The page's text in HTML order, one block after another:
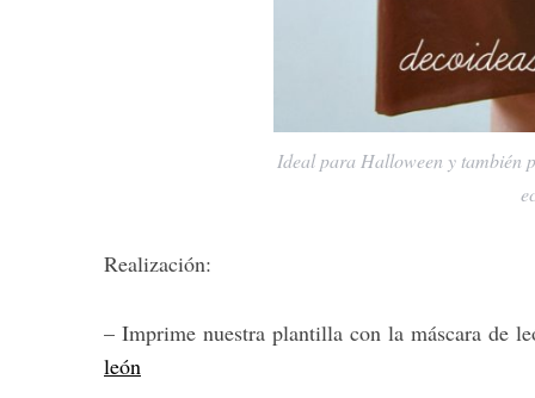
Ideal para Halloween y también
Realización:
– Imprime nuestra plantilla con la máscara de
león